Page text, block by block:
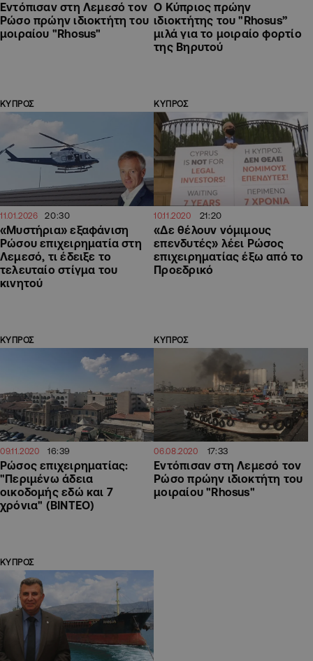
Εντόπισαν στη Λεμεσό τον
Ρώσο πρώην ιδιοκτήτη του
μοιραίου "Rhosus"
Ο Κύπριος πρώην
ιδιοκτήτης του "Rhosus”
μιλά για το μοιραίο φορτίο
της Βηρυτού
ΚΥΠΡΟΣ
11.01.2026 20:30
«Μυστήρια» εξαφάνιση
Ρώσου επιχειρηματία στη
Λεμεσό, τι έδειξε το
τελευταίο στίγμα του
κινητού
ΚΥΠΡΟΣ
10.11.2020 21:20
«Δε θέλουν νόμιμους
επενδυτές» λέει Ρώσος
επιχειρηματίας έξω από το
Προεδρικό
ΚΥΠΡΟΣ
09.11.2020 16:39
Ρώσος επιχειρηματίας:
"Περιμένω άδεια
οικοδομής εδώ και 7
χρόνια" (ΒΙΝΤΕΟ)
ΚΥΠΡΟΣ
06.08.2020 17:33
Εντόπισαν στη Λεμεσό τον
Ρώσο πρώην ιδιοκτήτη του
μοιραίου "Rhosus"
ΚΥΠΡΟΣ